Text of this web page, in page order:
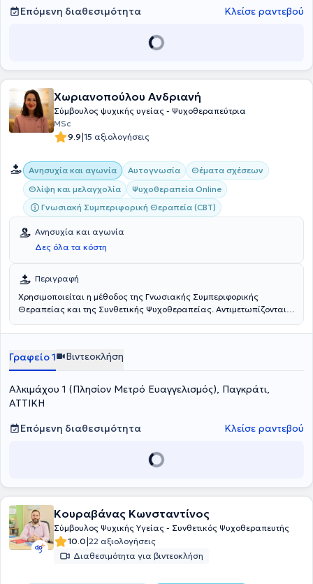
Επόμενη διαθεσιμότητα
Κλείσε ραντεβού
Χωριανοπούλου Ανδριανή
Σύμβουλος ψυχικής υγείας - Ψυχοθεραπεύτρια
MSc
9.9|15 αξιολογήσεις
Ανησυχία και αγωνία Αυτογνωσία
Θέματα σχέσεων
Θλίψη και μελαγχολία
Ψυχοθεραπεία Online
Γνωσιακή Συμπεριφορική Θεραπεία (CBT)
Ανησυχία και αγωνία
Δες όλα τα κόστη
Περιγραφή
Χρησιμοποιείται η μέθοδος της Γνωσιακής Συμπεριφορικής
Θεραπείας και της Συνθετικής Ψυχοθεραπείας. Αντιμετωπίζονται
ιδεοψυχαναγκαστική διαταραχή, άγχος ασθένειας και
Γραφείο 1 Βιντεοκλήση
Αλκιμάχου 1 (Πλησίον Μετρό Ευαγγελισμός), Παγκράτι,
ΑΤΤΙΚΗ
Επόμενη διαθεσιμότητα
Κλείσε ραντεβού
Κουραβάνας Κωνσταντίνος
Σύμβουλος Ψυχικής Υγείας - Συνθετικός Ψυχοθεραπευτής
10.0|22 αξιολογήσεις
Διαθεσιμότητα για βιντεοκλήση